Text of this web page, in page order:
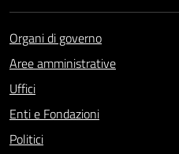
Organi di governo
Aree amministrative
Uffici
Enti e Fondazioni
Politici